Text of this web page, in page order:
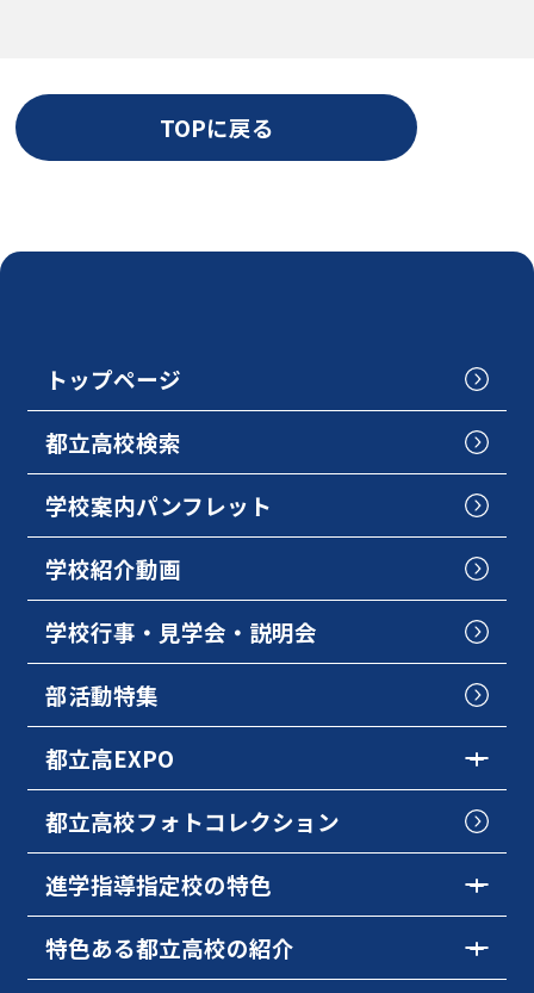
TOPに戻る
トップページ
都立高校検索
学校案内パンフレット
学校紹介動画
学校行事・見学会・説明会
部活動特集
都立高EXPO
都立高校フォトコレクション
進学指導指定校の特色
特色ある都立高校の紹介